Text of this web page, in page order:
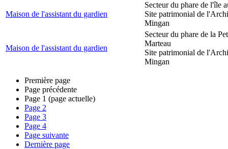
Maison de l'assistant du gardien
Secteur du phare de l'île
Site patrimonial de
Mingan
Maison de l'assistant du gardien
Secteur du phare de la
Marteau
Site patrimonial de
Mingan
Première page
Page précédente
Page 1 (page actuelle)
Page 2
Page 3
Page 4
Page suivante
Dernière page